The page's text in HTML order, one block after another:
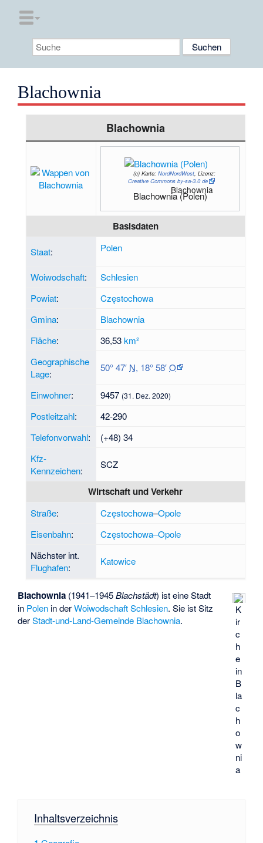
Blachownia
Blachownia
(c)Karte:NordNordWest, Lizenz:
Creative Commons by-sa-3.0 de
Blachownia (Polen)
Blachownia
Basisdaten
Staat: Polen
Woiwodschaft:
Schlesien
Powiat:
Częstochowa
Gmina:
Blachownia
Fläche: 36,53km²
Geographische
Lage:
50° 47′ N, 18° 58′O
Einwohner: 9457 (31. Dez. 2020)
Postleitzahl:
42-290
Telefonvorwahl:
(+48) 34
Kfz-
Kennzeichen:
SCZ
Wirtschaft und Verkehr
Straße: Częstochowa–Opole
Eisenbahn:
Częstochowa–Opole
Nächster int.
Flughafen:
Katowice
K
ir
c
h
e
in
B
la
c
h
o
w
ni
a
Blachownia (1941–1945Blachstädt) ist eine Stadt
in Polen in derWoiwodschaft Schlesien. Sie ist Sitz
derStadt-und-Land-Gemeinde Blachownia.
Inhaltsverzeichnis